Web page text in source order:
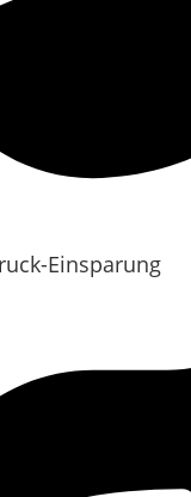
Einsparung